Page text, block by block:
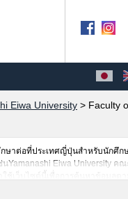
Eiwa University > Faculty
กษาต่อที่ประเทศญี่ปุ่นสำหรับนักศึก
Yamanashi Eiwa University คณ